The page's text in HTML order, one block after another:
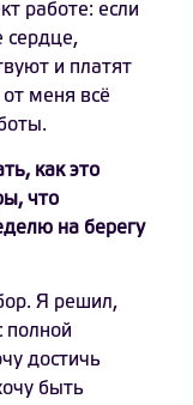
работе: если
сердце,
и платят
меня всё
как это
что
на берегу
Я решил,
полной
достичь
быть